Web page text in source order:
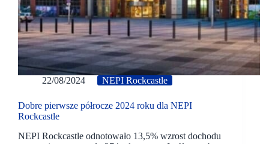
22/08/2024 NEPI Rockcastle
Dobre pierwsze półrocze 2024 roku dla NEPI
Rockcastle
NEPI Rockcastle odnotowało 13,5% wzrost dochodu